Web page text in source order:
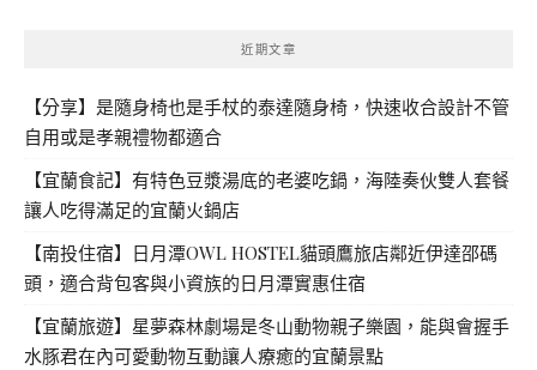
近期文章
【分享】是隨身椅也是手杖的泰達隨身椅，快速收合設計不管
自用或是孝親禮物都適合
【宜蘭食記】有特色豆漿湯底的老婆吃鍋，海陸奏伙雙人套餐
讓人吃得滿足的宜蘭火鍋店
【南投住宿】日月潭OWL HOSTEL貓頭鷹旅店鄰近伊達邵碼
頭，適合背包客與小資族的日月潭實惠住宿
【宜蘭旅遊】星夢森林劇場是冬山動物親子樂園，能與會握手
水豚君在內可愛動物互動讓人療癒的宜蘭景點